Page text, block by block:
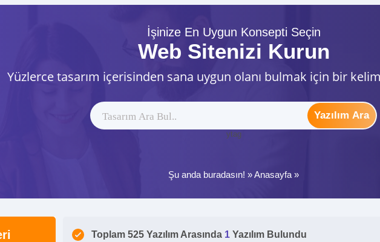
İşinize En Uygun Konsepti Seçin
Web Sitenizi Kurun
Yüzlerce tasarım içerisinden sana uygun olanı bulmak için bir
Yazılım Ara
ytag
Şu anda buradasın! »Anasayfa »
Toplam 525 Yazılım Arasında 1 Yazılım Bulundu